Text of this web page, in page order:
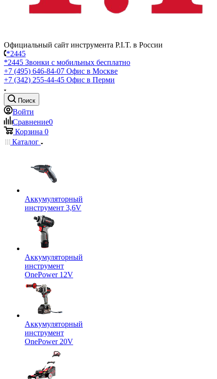
Официальный сайт инструмента P.I.T. в России
*2445
*2445 Звонки с мобильных бесплатно
+7 (495) 646-84-07 Офис в Москве
+7 (342) 255-44-45 Офис в Перми
Поиск
Войти
Сравнение0
Корзина 0
Каталог
Аккумуляторный
инструмент 3,6V
Аккумуляторный
инструмент
OnePower 12V
Аккумуляторный
инструмент
OnePower 20V